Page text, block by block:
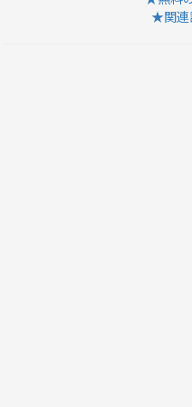
★関連